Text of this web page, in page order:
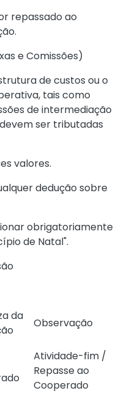
repassado ao
e Comissões)
de custos ou o
tais como
de intermediação
ser tributadas
valores.
dedução sobre
obrigatoriamente
de Natal".
da
Observação
Atividade-fim /
Repasse ao
Cooperado